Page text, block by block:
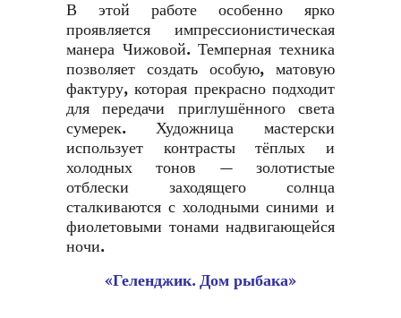
В этой работе особенно ярко
проявляется импрессионистическая
манера Чижовой. Темперная техника
позволяет создать особую, матовую
фактуру, которая прекрасно подходит
для передачи приглушённого света
сумерек. Художница мастерски
использует контрасты тёплых и
холодных тонов — золотистые
отблески заходящего солнца
сталкиваются с холодными синими и
фиолетовыми тонами надвигающейся
ночи.
«Геленджик. Дом рыбака»